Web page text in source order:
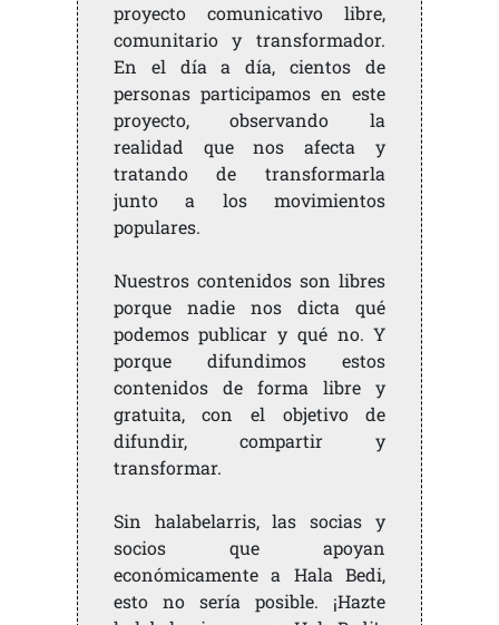
proyecto comunicativo libre,
comunitario y transformador.
En el día a día, cientos de
personas participamos en este
proyecto, observando la
realidad que nos afecta y
tratando de transformarla
junto a los movimientos
populares.
Nuestros contenidos son libres
porque nadie nos dicta qué
podemos publicar y qué no. Y
porque difundimos estos
contenidos de forma libre y
gratuita, con el objetivo de
difundir, compartir y
transformar.
Sin halabelarris, las socias y
socios que apoyan
económicamente a Hala Bedi,
esto no sería posible. ¡Hazte